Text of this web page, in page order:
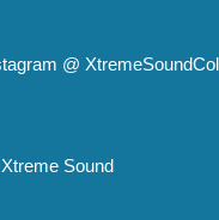
@
Xtreme Sound